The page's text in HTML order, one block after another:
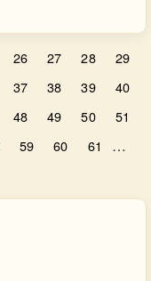
26 27 28
29
37 38 39
40
48 49 50
51
59 60 61 …